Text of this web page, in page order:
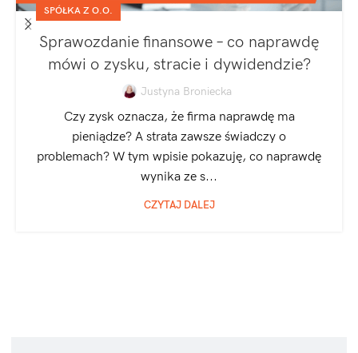
SPÓŁKA Z O.O.
Sprawozdanie finansowe – co naprawdę
mówi o zysku, stracie i dywidendzie?
Justyna Broniecka
Czy zysk oznacza, że firma naprawdę ma
pieniądze? A strata zawsze świadczy o
problemach? W tym wpisie pokazuję, co naprawdę
wynika ze s...
CZYTAJ DALEJ